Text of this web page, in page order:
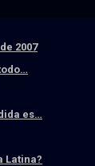
2007
es…
Latina?